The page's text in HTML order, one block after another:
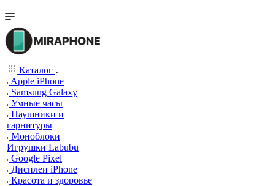
Каталог
Apple iPhone
Samsung Galaxy
Умные часы
Наушники и
гарнитуры
Моноблоки
Игрушки Labubu
Google Pixel
Дисплеи iPhone
Красота и здоровье